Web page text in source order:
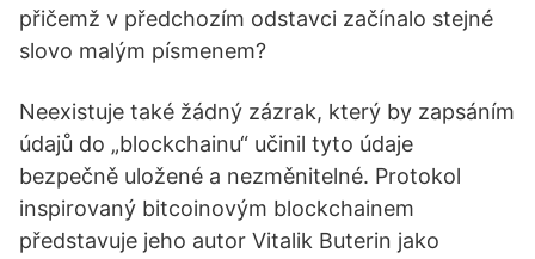
přičemž v předchozím odstavci začínalo stejné
slovo malým písmenem?
Neexistuje také žádný zázrak, který by zapsáním
údajů do „blockchainu“ učinil tyto údaje
bezpečně uložené a nezměnitelné. Protokol
inspirovaný bitcoinovým blockchainem
představuje jeho autor Vitalik Buterin jako